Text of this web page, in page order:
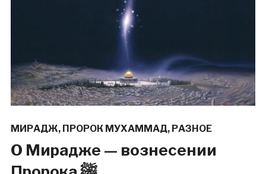
МИРАДЖ, ПРОРОК МУХАММАД, РАЗНОЕ
О Мирадже — вознесении